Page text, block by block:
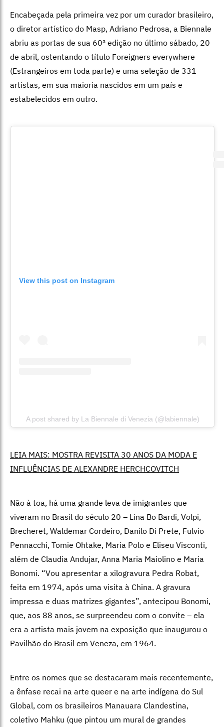
Encabeçada pela primeira vez por um curador brasileiro,
o diretor artístico do Masp, Adriano Pedrosa, a Biennale
abriu as portas de sua 60ª edição no último sábado, 20
de abril, ostentando o título Foreigners everywhere
(Estrangeiros em toda parte) e uma seleção de 331
artistas, em sua maioria nascidos em um país e
estabelecidos em outro.
View this post on Instagram
A post shared by La Biennale di Venezia (@labiennale)
LEIA MAIS: MOSTRA REVISITA 30 ANOS DA MODA E
INFLUÊNCIAS DE ALEXANDRE HERCHCOVITCH
Não à toa, há uma grande leva de imigrantes que
viveram no Brasil do século 20 – Lina Bo Bardi, Volpi,
Brecheret, Waldemar Cordeiro, Danilo Di Prete, Fulvio
Pennacchi, Tomie Ohtake, Maria Polo e Eliseu Visconti,
além de Claudia Andujar, Anna Maria Maiolino e Maria
Bonomi. “Vou apresentar a xilogravura Pedra Robat,
feita em 1974, após uma visita à China. A gravura
impressa e duas matrizes gigantes”, antecipou Bonomi,
que, aos 88 anos, se surpreendeu com o convite – ela
era a artista mais jovem na exposição que inaugurou o
Pavilhão do Brasil em Veneza, em 1964.
Entre os nomes que se destacaram mais recentemente,
a ênfase recai na arte queer e na arte indígena do Sul
Global, com os brasileiros Manauara Clandestina,
coletivo Mahku (que pintou um mural de grandes